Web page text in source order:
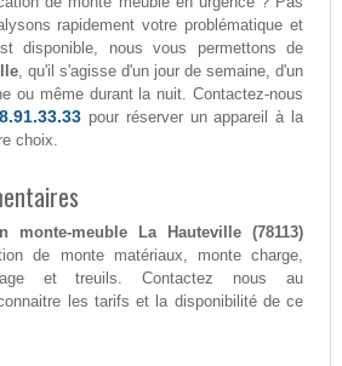
rapidement votre problématique et
disponible, nous vous permettons de
, qu'il s'agisse d'un jour de semaine, d'un
ou même durant la nuit. Contactez-nous
pour réserver un appareil à la
choix.
monte-meuble La Hauteville (78113)
de monte matériaux, monte charge,
et treuils. Contactez nous au
les tarifs et la disponibilité de ce